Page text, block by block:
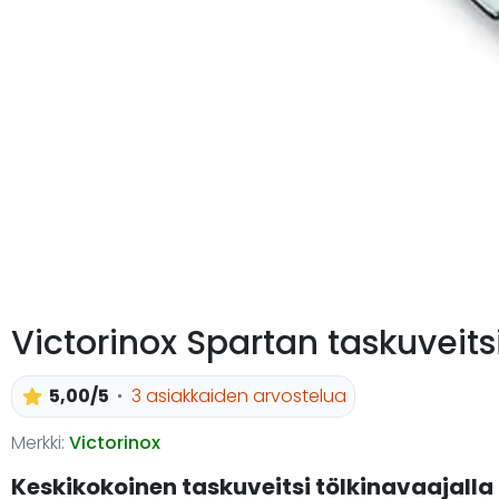
Victorinox Spartan
5,00/5
3 asiakkaiden arvostelua
Merkki: Victorinox
Keskikokoinen taskuveitsi tölkinavaajalla